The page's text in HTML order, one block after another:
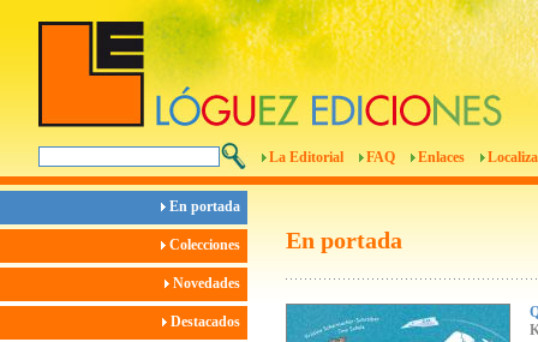
La Editorial FAQ Enlaces
En portada
Colecciones
Novedades
Destacados
En portada